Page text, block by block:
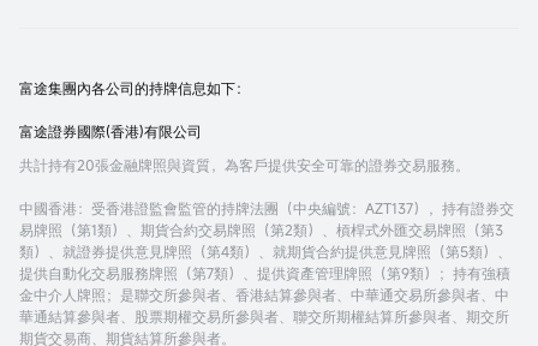
富途集團內各公司的持牌信息如下：
富途證券國際(香港)有限公司
共計持有20張金融牌照與資質，為客戶提供安全可靠的證券交易服務。
中國香港：受香港證監會監管的持牌法團（中央編號：AZT137），持有證券交
易牌照（第1類）、期貨合約交易牌照（第2類）、槓桿式外匯交易牌照（第3
類）、就證券提供意見牌照（第4類）、就期貨合約提供意見牌照（第5類）、
提供自動化交易服務牌照（第7類）、提供資產管理牌照（第9類）；持有強積
金中介人牌照；是聯交所參與者、香港結算參與者、中華通交易所參與者、中
華通結算參與者、股票期權交易所參與者、聯交所期權結算所參與者、期交所
期貨交易商、期貨結算所參與者。